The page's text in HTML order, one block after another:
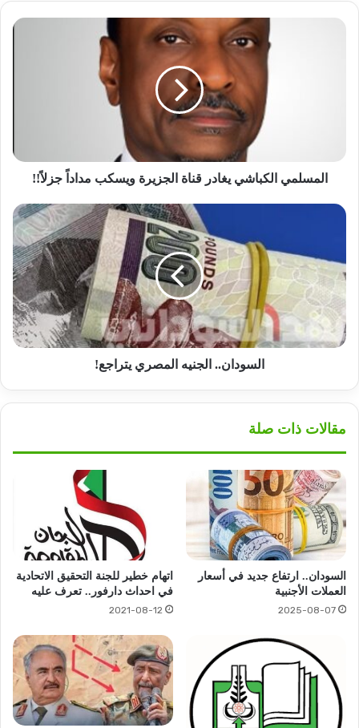
وزير مصري: لن نسمح ببناء سدود إثيوبية جديدة على
مجرى النيل
المسلمي الكباشي يغادر قناة الجزيرة ويسكب مداداً جزلاً!!
السودان..
يتراجع!
السودان.. الجنيه المصري يتراجع!
مقالات ذات صلة
السودان.. ارتفاع جديد في أسعار
العملات الأجنبية
2025-08-07
اتهام خطير للجنة التحقيق الاتحادية
في احداث دارفور.. تعرف عليه
2021-08-12